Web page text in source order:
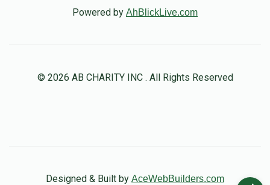
Powered by AhBlickLive.com
© 2026 AB CHARITY INC . All Rights Reserved
Designed & Built by AceWebBuilders.com